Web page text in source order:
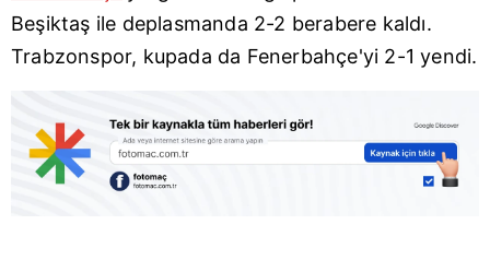
ilgili mevzuata uygun olarak kullanılan çerezlerle ilgili bilgi
almak için lütfentıklayınız.
Beşiktaş ile deplasmanda 2-2 berabere kaldı.
Trabzonspor, kupada da Fenerbahçe'yi 2-1 yendi.